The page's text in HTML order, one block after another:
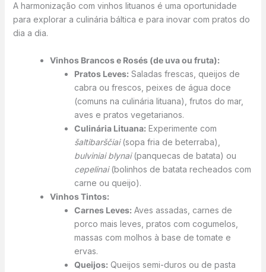
A harmonização com vinhos lituanos é uma oportunidade
para explorar a culinária báltica e para inovar com pratos do
dia a dia.
Vinhos Brancos e Rosés (de uva ou fruta):
Pratos Leves:Saladas frescas, queijos de
cabra ou frescos, peixes de água doce
(comuns na culinária lituana), frutos do mar,
aves e pratos vegetarianos.
Culinária Lituana:Experimente com
šaltibarščiai(sopa fria de beterraba),
bulviniai blynai(panquecas de batata) ou
cepelinai(bolinhos de batata recheados com
carne ou queijo).
Vinhos Tintos:
Carnes Leves:Aves assadas, carnes de
porco mais leves, pratos com cogumelos,
massas com molhos à base de tomate e
ervas.
Queijos:Queijos semi-duros ou de pasta